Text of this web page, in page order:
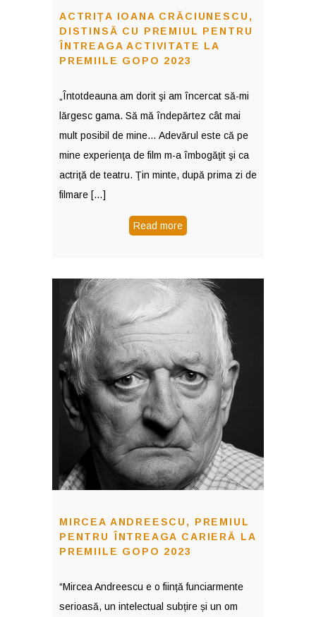
ACTRIȚA IOANA CRĂCIUNESCU,
DISTINSĂ CU PREMIUL PENTRU
ÎNTREAGA ACTIVITATE LA
PREMIILE GOPO 2023
„Întotdeauna am dorit şi am încercat să-mi
lărgesc gama. Să mă îndepărtez cât mai
mult posibil de mine… Adevărul este că pe
mine experienţa de film m-a îmbogăţit şi ca
actriţă de teatru. Ţin minte, după prima zi de
filmare […]
Read more
MIRCEA ANDREESCU, PREMIUL
PENTRU ÎNTREAGA CARIERĂ LA
PREMIILE GOPO 2023
“Mircea Andreescu e o ființă funciarmente
serioasă, un intelectual subțire și un om